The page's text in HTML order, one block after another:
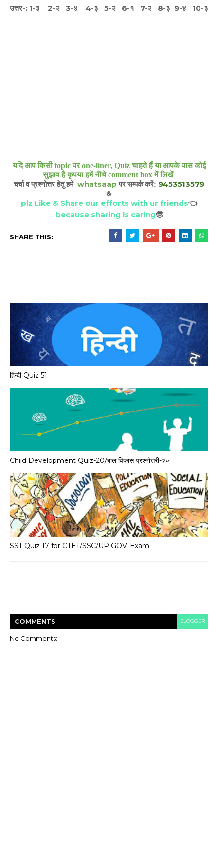
उत्तर-: 1-३ 2-२ 3-४ 4-३ 5-२ 6-१ 7-२ 8-३ 9-४ 10-३
यदि आप किसी topic पर one-liner, Quiz चाहते हैं या आपके पास कोई
सुझाव है कृपया हमें नीचे comment box में लिखें
चर्चा व प्रश्नोत्तर हेतु हमें whatsaap पर सम्पर्क करें: 9453513579
&
plz Like & Share our efforts with ur friends👈
because sharing is caring🤓
SHARE THIS:
हिन्दी Quiz 51
Child Development Quiz-20/बाल विकास प्रश्नोत्तरी-२०
SST Quiz 17 for CTET/SSC/UP GOV. Exam
COMMENTS BLOGGER
No Comments: